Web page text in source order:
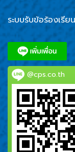
ระบบรับข้อร้องเรี
@cps.co.th